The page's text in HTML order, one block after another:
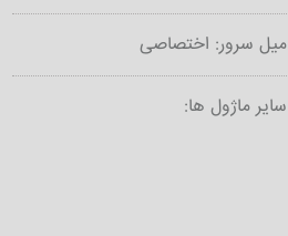
میل سرور: اختصاصی
سایر ماژول ها: